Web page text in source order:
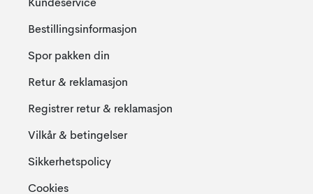
Kundeservice
Bestillingsinformasjon
Spor pakken din
Retur & reklamasjon
Registrer retur & reklamasjon
Vilkår & betingelser
Sikkerhetspolicy
Cookies